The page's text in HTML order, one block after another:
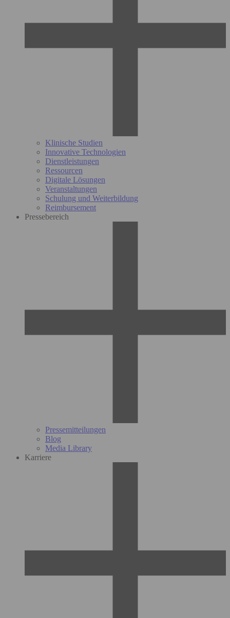
Klinische Studien
Innovative Technologien
Dienstleistungen
Ressourcen
Digitale Lösungen
Veranstaltungen
Schulung und Weiterbildung
Reimbursement
Pressebereich
Pressemitteilungen
Blog
Media Library
Karriere